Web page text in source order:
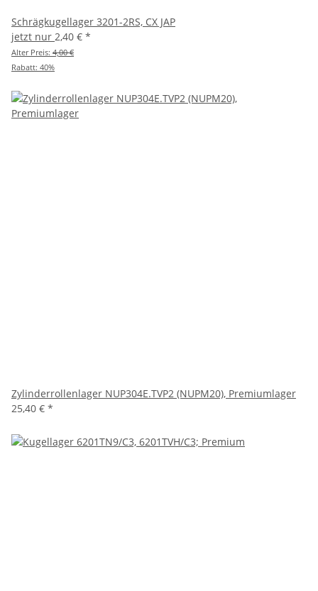
Schrägkugellager 3201-2RS, CX JAP
jetzt nur 2,40 € *
Alter Preis: 4,00 €
Rabatt: 40%
Zylinderrollenlager NUP304E.TVP2 (NUPM20), Premiumlager
25,40 € *